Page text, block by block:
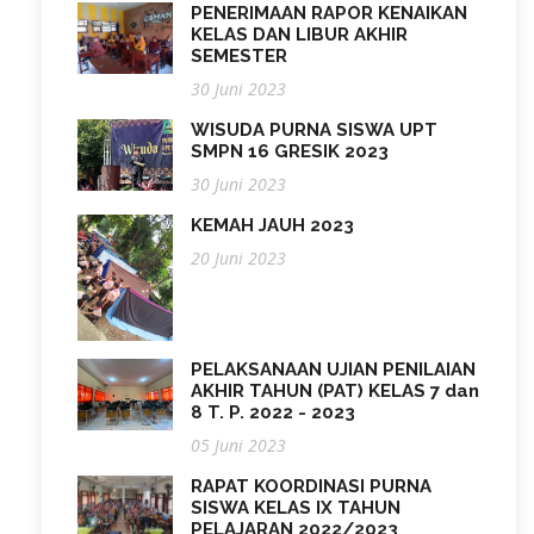
PENERIMAAN RAPOR KENAIKAN
KELAS DAN LIBUR AKHIR
SEMESTER
30 Juni 2023
WISUDA PURNA SISWA UPT
SMPN 16 GRESIK 2023
30 Juni 2023
KEMAH JAUH 2023
20 Juni 2023
PELAKSANAAN UJIAN PENILAIAN
AKHIR TAHUN (PAT) KELAS 7 dan
8 T. P. 2022 - 2023
05 Juni 2023
RAPAT KOORDINASI PURNA
SISWA KELAS IX TAHUN